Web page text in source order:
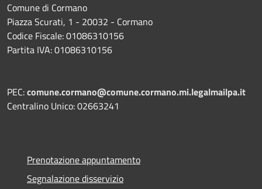
Comune di Cormano
Piazza Scurati, 1 - 20032 - Cormano
Codice Fiscale: 01086310156
Partita IVA: 01086310156
PEC:comune.cormano@comune.cormano.mi.legalmailpa.it
Centralino Unico: 02663241
Prenotazione appuntamento
Segnalazione disservizio